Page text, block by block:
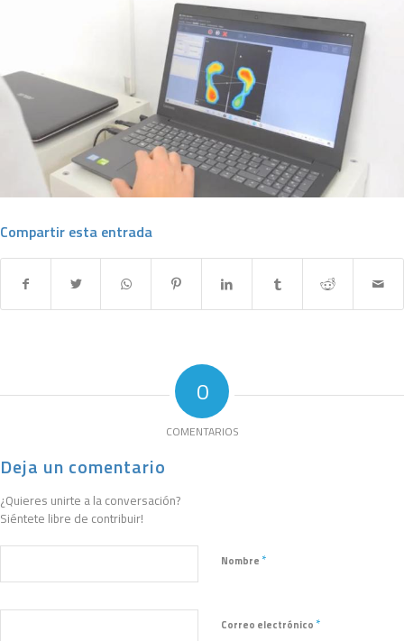
Compartir esta entrada
0
COMENTARIOS
Deja un comentario
¿Quieres unirte a la conversación?
Siéntete libre de contribuir!
Nombre *
Correo electrónico *